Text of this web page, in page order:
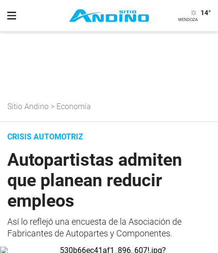
14°
Sitio Andino > Economía
CRISIS AUTOMOTRIZ
Autopartistas admiten
que planean reducir
empleos
Así lo reflejó una encuesta de la Asociación de
Fabricantes de Autopartes y Componentes.